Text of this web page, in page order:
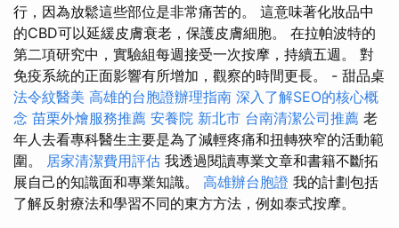
行，因為放鬆這些部位是非常痛苦的。 這意味著化妝品中
的CBD可以延緩皮膚衰老，保護皮膚細胞。 在拉帕波特的
第二項研究中，實驗組每週接受一次按摩，持續五週。 對
免疫系統的正面影響有所增加，觀察的時間更長。 - 甜品桌
法令紋醫美 高雄的台胞證辦理指南 深入了解SEO的核心概
念 苗栗外燴服務推薦 安養院 新北市 台南清潔公司推薦 老
年人去看專科醫生主要是為了減輕疼痛和扭轉狹窄的活動範
圍。 居家清潔費用評估 我透過閱讀專業文章和書籍不斷拓
展自己的知識面和專業知識。 高雄辦台胞證 我的計劃包括
了解反射療法和學習不同的東方方法，例如泰式按摩。